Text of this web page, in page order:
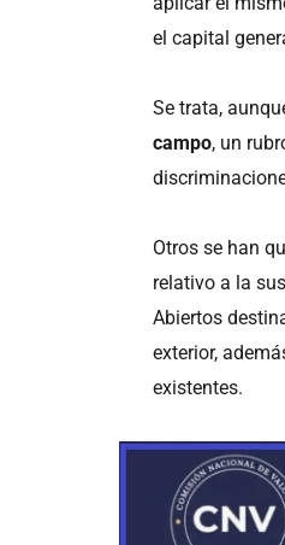
el capital
Se trata,
campo, un
Otros se han
relativo a la
Abiertos
exterior,
existentes.